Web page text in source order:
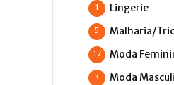
Lingerie
1
Malharia/
5
Moda
17
Moda
3